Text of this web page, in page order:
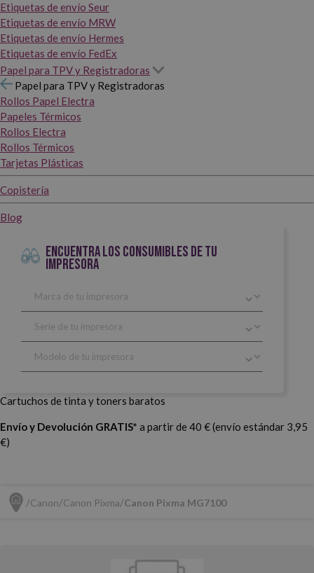
Etiquetas de envío Seur
Etiquetas de envío MRW
Etiquetas de envío Hermes
Etiquetas de envío FedEx
Papel para TPV y Registradoras
Papel para TPV y Registradoras
Rollos Papel Electra
Papeles Térmicos
Rollos Electra
Rollos Térmicos
Tarjetas Plásticas
Copistería
Blog
ENCUENTRA LOS CONSUMIBLES DE TU
IMPRESORA
Cartuchos de tinta y toners baratos
Envío y Devolución GRATIS* a partir de 40 € (envío estándar 3,95
€)
Canon Canon Pixma Canon Pixma MG7100